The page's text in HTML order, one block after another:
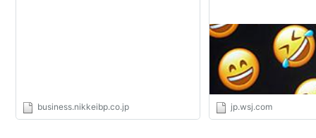
business.nikkeibp.co.jp jp.wsj.com